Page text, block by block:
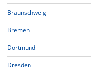
Braunschweig
Bremen
Dortmund
Dresden